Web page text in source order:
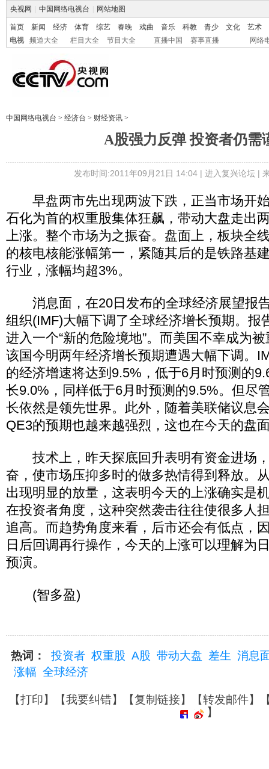
央视网 中国网络电视台 网站地图
首页 新闻 经济 体育 综艺 春晚 戏曲 音乐 科教 青少 文化
艺术
电视
频道大全 栏目大全 节目大全 直播中国 赛事直播 网络
中国网络电视台 > 经济台 > 财经资讯 >
A股强力反弹 投资者仍需
发布时间:2011年09月21日 14:04 | 进入复兴论坛|
早盘两市先出现两波下跌，正当市场开
石化为首的权重股集体狂飙，带动大盘走出
上涨。整个市场为之振奋。盘面上，板块全
的核电核能涨幅第一，紧随其后的是铁路基
行业，涨幅均超3%。
消息面，在20日发布的全球经济展望报
组织(IMF)大幅下调了全球经济增长预期。报
进入一个“新的危险境地”。而美国不幸成为被
该国今明两年经济增长预期遭遇大幅下调。
的经济增速将达到9.5%，低于6月时预测的
长9.0%，同样低于6月时预测的9.5%。但尽
长依然是领先世界。此外，随着美联储议息
QE3的预期也越来越强烈，这也在今天的盘
技术上，昨天探底回升表明有资金进场
奋，使市场压抑多时的做多热情得到释放。
出现明显的放量，这表明今天的上涨确实是
在投资者角度，这种突然袭击往往使很多人
追高。而趋势角度来看，后市还会有低点，
日后回调再行操作，今天的上涨可以理解为
预演。
(智多盈)
热词： 投资者 权重股 A股 带动大盘 差生 消息
涨幅 全球经济
【打印】【我要纠错】【复制链接】【转发邮件】
】